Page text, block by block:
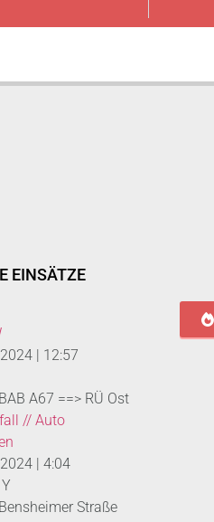
EINSÄTZE
| 12:57
A67 ==> RÜ Ost
// Auto
| 4:04
Straße